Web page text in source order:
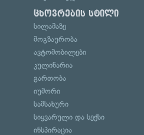
ცხოვრების სტილი
სილამაზე
მოგზაურობა
ავტომობილები
კულინარია
გართობა
იუმორი
სამსახური
სიყვარული და სექსი
ინსპირაცია